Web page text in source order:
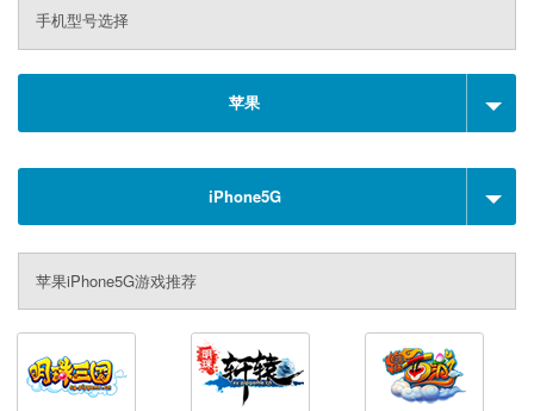
手机型号选择
苹果
iPhone5G
苹果iPhone5G游戏推荐